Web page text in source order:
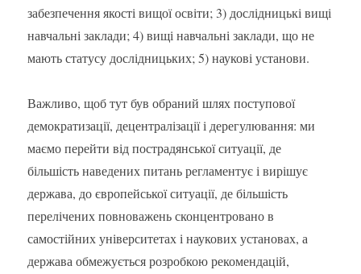
забезпечення якості вищої освіти; 3) дослідницькі вищі
навчальні заклади; 4) вищі навчальні заклади, що не
мають статусу дослідницьких; 5) наукові установи.
Важливо, щоб тут був обраний шлях поступової
демократизації, децентралізації і дерегулювання: ми
маємо перейти від пострадянської ситуації, де
більшість наведених питань регламентує і вирішує
держава, до європейської ситуації, де більшість
перелічених повноважень сконцентровано в
самостійних університетах і наукових установах, а
держава обмежується розробкою рекомендацій,